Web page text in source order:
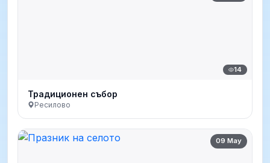
14
Традиционен събор
Ресилово
09 May